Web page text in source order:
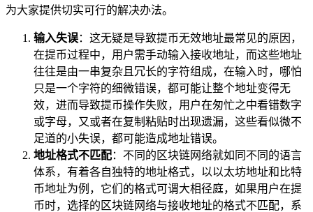
为大家提供切实可行的解决办法。
输入失误：这无疑是导致提币无效地址最常见的原因，
在提币过程中，用户需手动输入接收地址，而这些地址
往往是由一串复杂且冗长的字符组成，在输入时，哪怕
只是一个字符的细微错误，都可能让整个地址变得无
效，进而导致提币操作失败，用户在匆忙之中看错数字
或字母，又或者在复制粘贴时出现遗漏，这些看似微不
足道的小失误，都可能造成地址错误。
地址格式不匹配：不同的区块链网络就如同不同的语言
体系，有着各自独特的地址格式，以以太坊地址和比特
币地址为例，它们的格式可谓大相径庭，如果用户在提
币时，选择的区块链网络与接收地址的格式不匹配，系